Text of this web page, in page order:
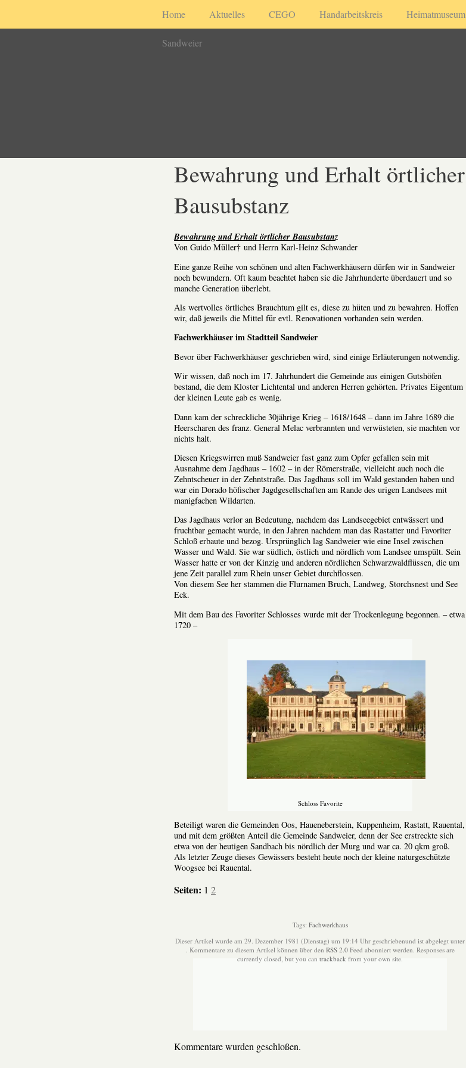
Home Aktuelles CEGO Handarbeitskreis Heimatmuseum
Sandweier
Bewahrung und Erhalt örtlicher
Bausubstanz
Bewahrung und Erhalt örtlicher Bausubstanz
Von Guido Müller† und Herrn Karl-Heinz Schwander
Eine ganze Reihe von schönen und alten Fachwerkhäusern dürfen wir in Sandweier
noch bewundern. Oft kaum beachtet haben sie die Jahrhunderte überdauert und so
manche Generation überlebt.
Als wertvolles örtliches Brauchtum gilt es, diese zu hüten und zu bewahren. Hoffen
wir, daß jeweils die Mittel für evtl. Renovationen vorhanden sein werden.
Fachwerkhäuser im Stadtteil Sandweier
Bevor über Fachwerkhäuser geschrieben wird, sind einige Erläuterungen notwendig.
Wir wissen, daß noch im 17. Jahrhundert die Gemeinde aus einigen Gutshöfen
bestand, die dem Kloster Lichtental und anderen Herren gehörten. Privates Eigentum
der kleinen Leute gab es wenig.
Dann kam der schreckliche 30jährige Krieg – 1618/1648 – dann im Jahre 1689 die
Heerscharen des franz. General Melac verbrannten und verwüsteten, sie machten vor
nichts halt.
Diesen Kriegswirren muß Sandweier fast ganz zum Opfer gefallen sein mit
Ausnahme dem Jagdhaus – 1602 – in der Römerstraße, vielleicht auch noch die
Zehntscheuer in der Zehntstraße. Das Jagdhaus soll im Wald gestanden haben und
war ein Dorado höfischer Jagdgesellschaften am Rande des urigen Landsees mit
manigfachen Wildarten.
Das Jagdhaus verlor an Bedeutung, nachdem das Landseegebiet entwässert und
fruchtbar gemacht wurde, in den Jahren nachdem man das Rastatter und Favoriter
Schloß erbaute und bezog. Ursprünglich lag Sandweier wie eine Insel zwischen
Wasser und Wald. Sie war südlich, östlich und nördlich vom Landsee umspült. Sein
Wasser hatte er von der Kinzig und anderen nördlichen Schwarzwaldflüssen, die um
jene Zeit parallel zum Rhein unser Gebiet durchflossen.
Von diesem See her stammen die Flurnamen Bruch, Landweg, Storchsnest und See
Eck.
Mit dem Bau des Favoriter Schlosses wurde mit der Trockenlegung begonnen. – etwa
1720 –
Schloss Favorite
Beteiligt waren die Gemeinden Oos, Haueneberstein, Kuppenheim, Rastatt, Rauental,
und mit dem größten Anteil die Gemeinde Sandweier, denn der See erstreckte sich
etwa von der heutigen Sandbach bis nördlich der Murg und war ca. 20 qkm groß.
Als letzter Zeuge dieses Gewässers besteht heute noch der kleine naturgeschützte
Woogsee bei Rauental.
Seiten: 1 2
Tags: Fachwerkhaus
Dieser Artikel wurde am 29. Dezember 1981 (Dienstag) um 19:14 Uhr geschriebenund ist abgelegt unter
. Kommentare zu diesem Artikel können über den RSS 2.0Feed abonniert werden. Responses are
currently closed, but you can trackback from your own site.
Kommentare wurden geschloßen.